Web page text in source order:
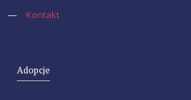
—
Kontakt
Adopcje